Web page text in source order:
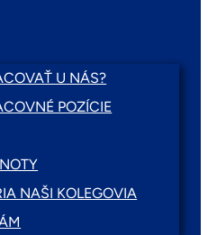
U NÁS?
POZÍCIE
NAŠI KOLEGOVIA